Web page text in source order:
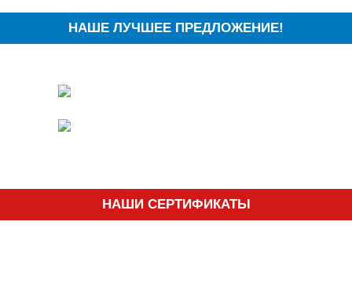
НАШЕ ЛУЧШЕЕ ПРЕДЛОЖЕНИЕ!
НАШИ СЕРТИФИКАТЫ